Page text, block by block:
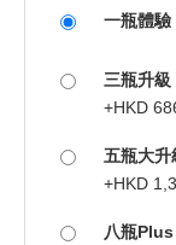
一瓶體驗
三瓶升
+HKD
五瓶大升
+HKD
八瓶